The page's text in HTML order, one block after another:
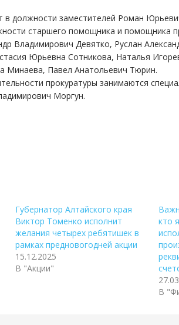
должности заместителей Роман
старшего помощника и помощника
Владимирович Девятко, Руслан
Юрьевна Сотникова, Наталья
Минаева, Павел Анатольевич Тюрин.
прокуратуры занимаются
Моргун.
Губернатор Алтайского края
Виктор Томенко исполнит
желания четырех ребятишек в
рамках предновогодней акции
15.12.2025
В "Акции"
кто
В